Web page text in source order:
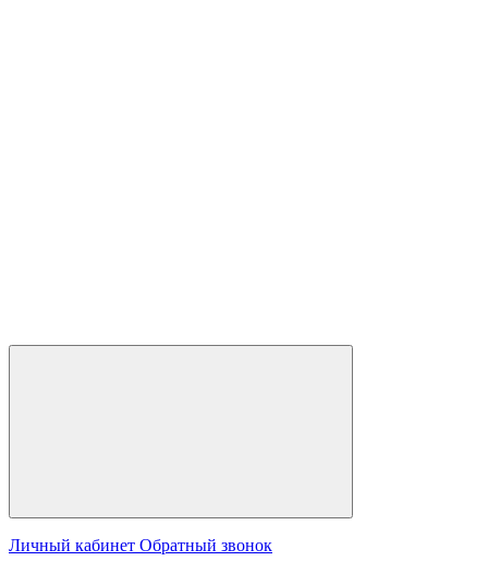
Личный кабинет Обратный звонок